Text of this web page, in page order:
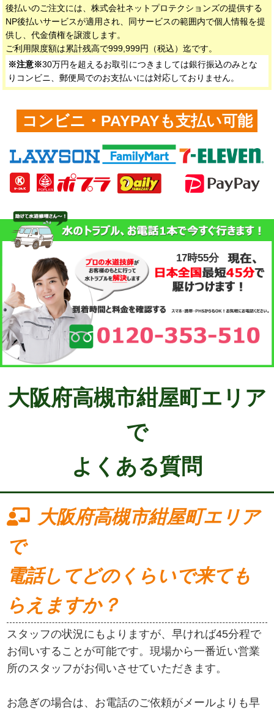
後払いのご注文には、株式会社ネットプロテクションズの提供する
NP後払いサービスが適用され、同サービスの範囲内で個人情報を提
供し、代金債権を譲渡します。
ご利用限度額は累計残高で999,999円（税込）迄です。
※注意※30万円を超えるお取引につきましては銀行振込のみとな
りコンビニ、郵便局でのお支払いには対応しておりません。
コンビニ・PAYPAYも支払い可能
17時55分
大阪府高槻市紺屋町エリア
で
よくある質問
大阪府高槻市紺屋町エリア
で
電話してどのくらいで来ても
らえますか？
スタッフの状況にもよりますが、早ければ45分程で
お伺いすることが可能です。現場から一番近い営業
所のスタッフがお伺いさせていただきます。
お急ぎの場合は、お電話のご依頼がメールよりも早